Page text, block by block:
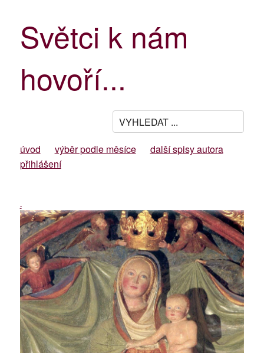
Světci k nám
hovoří...
úvod výběr podle měsíce
další spisy autora
přihlášení
-